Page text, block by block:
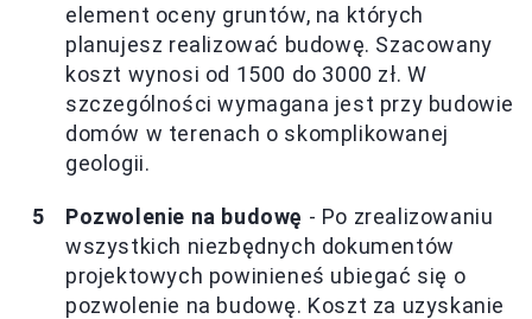
element oceny gruntów, na których
planujesz realizować budowę. Szacowany
koszt wynosi od 1500 do 3000 zł. W
szczególności wymagana jest przy budowie
domów w terenach o skomplikowanej
geologii.
Pozwolenie na budowę - Po zrealizowaniu
wszystkich niezbędnych dokumentów
projektowych powinieneś ubiegać się o
pozwolenie na budowę. Koszt za uzyskanie